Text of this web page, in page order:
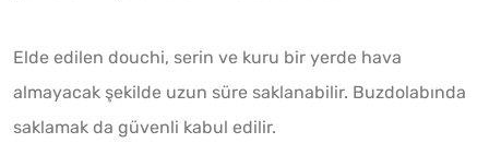
Elde edilen douchi, serin ve kuru bir yerde hava
almayacak şekilde uzun süre saklanabilir. Buzdolabında
saklamak da güvenli kabul edilir.